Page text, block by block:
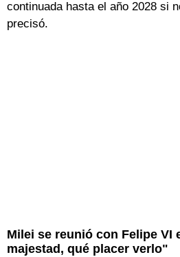
continuada hasta el año 2028 si
precisó.
Milei se reunió con Felipe VI
majestad, qué placer verlo"